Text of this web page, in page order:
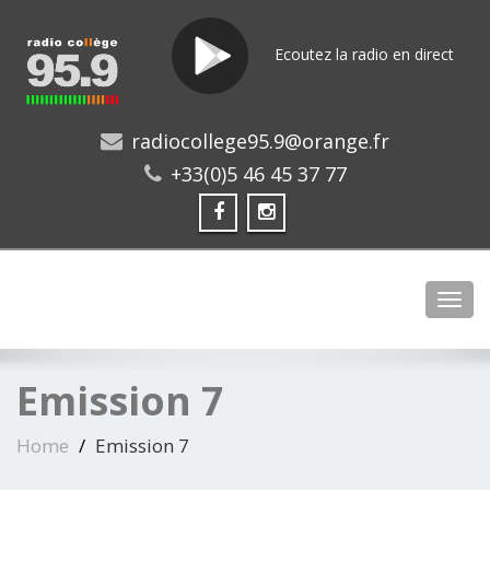
Ecoutez la radio en direct
radiocollege95.9@orange.fr
+33(0)5 46 45 37 77
Emission 7
Home Emission 7